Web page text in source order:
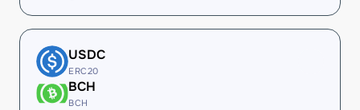
USDC
ERC20
BCH
BCH